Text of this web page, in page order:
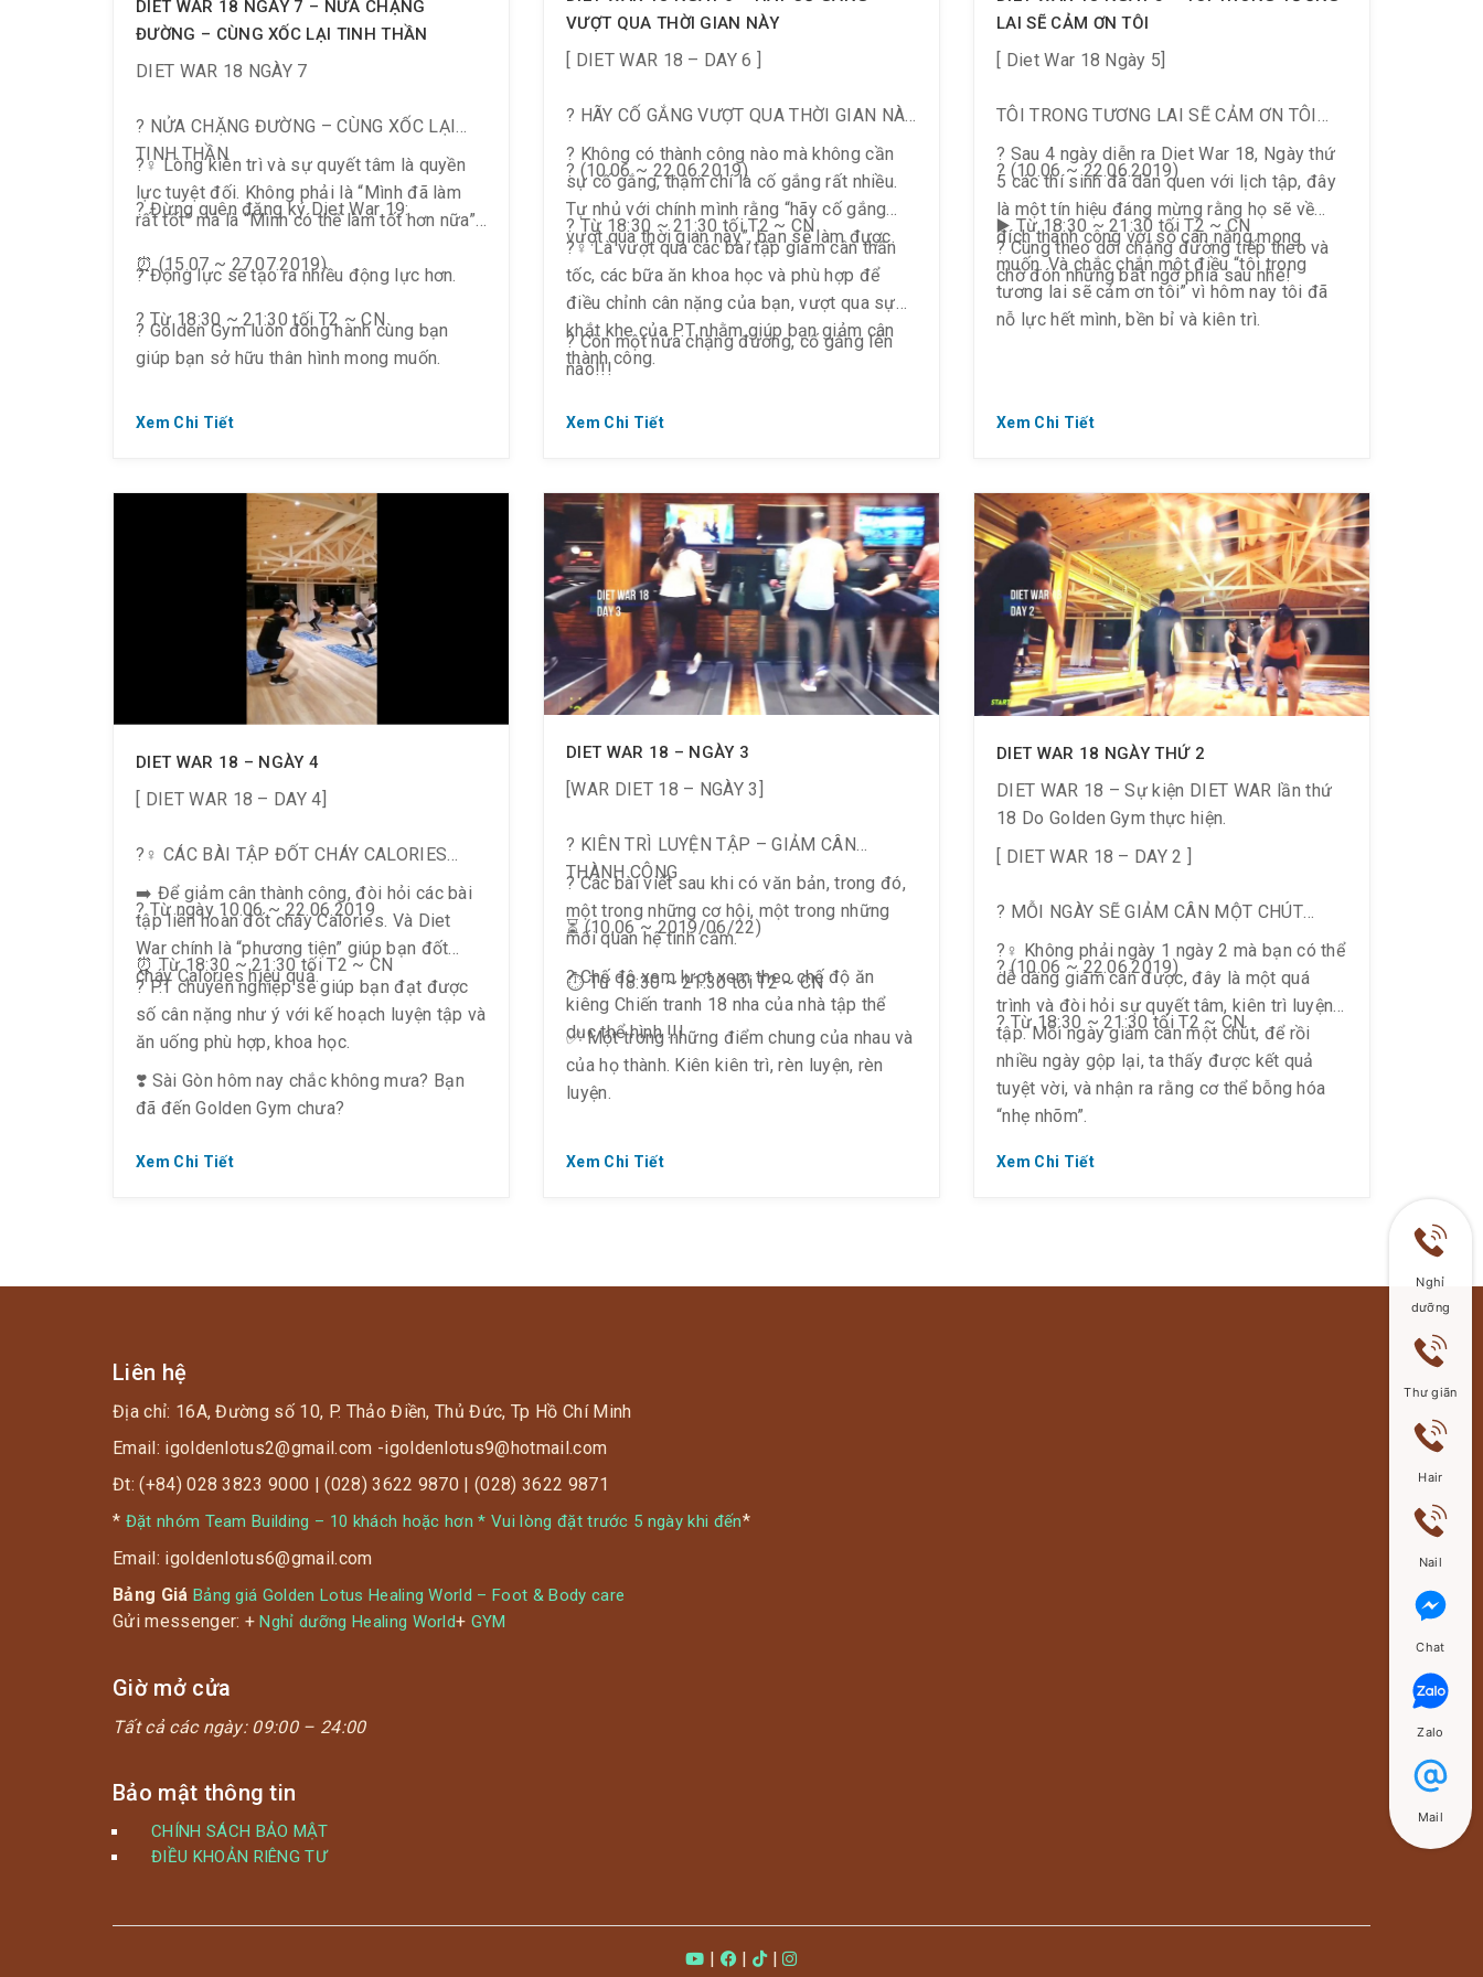
DIET WAR 18 NGÀY 7 – NỬA CHẶNG
ĐƯỜNG – CÙNG XỐC LẠI TINH THẦN
DIET WAR 18 NGÀY 7
? NỬA CHẶNG ĐƯỜNG – CÙNG XỐC LẠI
TINH THẦN
️? Đừng quên đăng ký Diet War 19:
⏰ (15.07 ~ 27.07.2019)
️? Từ 18:30 ~ 21:30 tối T2 ~ CN
?️‍♀️ Lòng kiên trì và sự quyết tâm là quyền
lực tuyệt đối. Không phải là “Mình đã làm
rất tốt” mà là “Mình có thể làm tốt hơn nữa”.
? Động lực sẽ tạo ra nhiều động lực hơn.
? Golden Gym luôn đồng hành cùng bạn
giúp bạn sở hữu thân hình mong muốn.
Xem Chi Tiết
VƯỢT QUA THỜI GIAN NÀY
[ DIET WAR 18 – DAY 6 ]
? HÃY CỐ GẮNG VƯỢT QUA THỜI GIAN NÀY
? (10.06 ~ 22.06.2019)
? Từ 18:30 ~ 21:30 tối T2 ~ CN
? Không có thành công nào mà không cần
sự cố gắng, thậm chí là cố gắng rất nhiều.
Tự nhủ với chính mình rằng “hãy cố gắng
vượt qua thời gian này”, bạn sẽ làm được.
?️‍♀️ Là vượt qua các bài tập giảm cân thần
tốc, các bữa ăn khoa học và phù hợp để
điều chỉnh cân nặng của bạn, vượt qua sự
khắt khe của P.T nhằm giúp bạn giảm cân
thành công.
? Còn một nửa chặng đường, cố gắng lên
nào!!!
Xem Chi Tiết
LAI SẼ CẢM ƠN TÔI
[ Diet War 18 Ngày 5]
TÔI TRONG TƯƠNG LAI SẼ CẢM ƠN TÔI
? (10.06 ~ 22.06.2019)
▶️ Từ 18:30 ~ 21:30 tối T2 ~ CN
? Sau 4 ngày diễn ra Diet War 18, Ngày thứ
5 các thí sinh đã dần quen với lịch tập, đây
là một tín hiệu đáng mừng rằng họ sẽ về
đích thành công với số cân nặng mong
muốn. Và chắc chắn một điều “tôi trong
tương lai sẽ cảm ơn tôi” vì hôm nay tôi đã
nỗ lực hết mình, bền bỉ và kiên trì.
? Cùng theo dõi chặng đường tiếp theo và
chờ đón những bất ngờ phía sau nhé!
Xem Chi Tiết
DIET WAR 18 – NGÀY 4
[ DIET WAR 18 – DAY 4] ️
?️‍♀️ CÁC BÀI TẬP ĐỐT CHÁY CALORIES
? Từ ngày 10.06 ~ 22.06.2019
⏰ Từ 18:30 ~ 21:30 tối T2 ~ CN
➡️ Để giảm cân thành công, đòi hỏi các bài
tập liên hoàn đốt cháy Calories. Và Diet
War chính là “phương tiện” giúp bạn đốt
cháy Calories hiệu quả.
? P.T chuyên nghiệp sẽ giúp bạn đạt được
số cân nặng như ý với kế hoạch luyện tập và
ăn uống phù hợp, khoa học.
❣️ Sài Gòn hôm nay chắc không mưa? Bạn
đã đến Golden Gym chưa?
Xem Chi Tiết
DIET WAR 18 – NGÀY 3
[WAR DIET 18 – NGÀY 3]
? KIÊN TRÌ LUYỆN TẬP – GIẢM CÂN
THÀNH CÔNG
⏳ (10,06 ~ 2019/06/22)
⏱ Từ 18:30 ~ 21:30 tối T2 ~ CN
✅ Một trong những điểm chung của nhau và
của họ thành. Kiên kiên trì, rèn luyện, rèn
luyện.
? Các bài viết sau khi có văn bản, trong đó,
một trong những cơ hội, một trong những
mối quan hệ tình cảm.
? Chế độ xem lượt xem theo chế độ ăn
kiêng Chiến tranh 18 nha của nhà tập thể
dục thể hình !!!
Xem Chi Tiết
DIET WAR 18 NGÀY THỨ 2
DIET WAR 18 – Sự kiện DIET WAR lần thứ
18 Do Golden Gym thực hiện.
[ DIET WAR 18 – DAY 2 ]
? MỖI NGÀY SẼ GIẢM CÂN MỘT CHÚT
? (10.06 ~ 22.06.2019)
? Từ 18:30 ~ 21:30 tối T2 ~ CN
?️‍♀️ Không phải ngày 1 ngày 2 mà bạn có thể
dễ dàng giảm cân được, đây là một quá
trình và đòi hỏi sự quyết tâm, kiên trì luyện
tập. Mỗi ngày giảm cân một chút, để rồi
nhiều ngày gộp lại, ta thấy được kết quả
tuyệt vời, và nhận ra rằng cơ thể bỗng hóa
“nhẹ nhõm”.
Xem Chi Tiết
Liên hệ
Địa chỉ: 16A, Đường số 10, P. Thảo Điền, Thủ Đức, Tp Hồ Chí Minh
Email: igoldenlotus2@gmail.com -igoldenlotus9@hotmail.com
Đt: (+84) 028 3823 9000 | (028) 3622 9870 | (028) 3622 9871
* Đặt nhóm Team Building – 10 khách hoặc hơn * Vui lòng đặt trước 5 ngày khi đến*
Email: igoldenlotus6@gmail.com
Bảng Giá Bảng giá Golden Lotus Healing World – Foot & Body care
Gửi messenger: +Nghỉ dưỡng Healing World+ GYM
Giờ mở cửa
Tất cả các ngày: 09:00 – 24:00
Bảo mật thông tin
CHÍNH SÁCH BẢO MẬT
ĐIỀU KHOẢN RIÊNG TƯ
| | |
Nghỉ
dưỡng
Thư giãn
Hair
Nail
Chat
Zalo
Mail